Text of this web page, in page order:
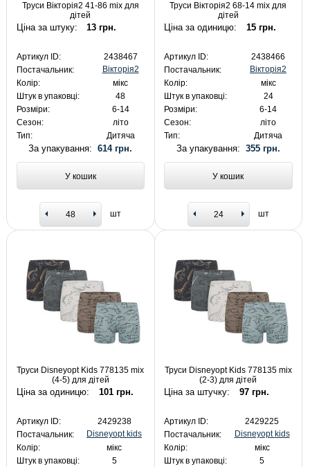
Труси Вікторія2 41-86 mix для
дітей
Ціна за штуку: 13 грн.
Артикул ID:
2438467
Постачальник:
Вікторія2
Колір:
мікс
Штук в упаковці:
48
Розміри:
6-14
Сезон:
літо
Тип:
Дитяча
За упакування:614 грн.
У кошик
шт
Труси Вікторія2 68-14 mix для
дітей
Ціна за одиницю: 15 грн.
Артикул ID:
2438466
Постачальник:
Вікторія2
Колір:
мікс
Штук в упаковці:
24
Розміри:
6-14
Сезон:
літо
Тип:
Дитяча
За упакування: 355 грн.
У кошик
шт
Труси Disneyopt Kids 778135 mix
(4-5) для дітей
Ціна за одиницю: 101 грн.
Артикул ID:
2429238
Постачальник:
Disneyopt kids
Колір:
мікс
Штук в упаковці:
5
Труси Disneyopt Kids 778135 mix
(2-3) для дітей
Ціна за штучку: 97 грн.
Артикул ID:
2429225
Постачальник:
Disneyopt kids
Колір:
мікс
Штук в упаковці:
5